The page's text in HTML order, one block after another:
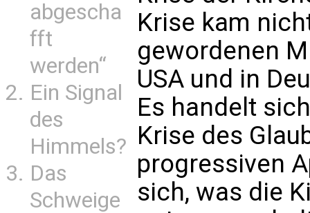
abgescha
fft
werden“
Ein Signal
des
Himmels?
Das
Schweige
Krise kam
gewordenen
USA und in
Es handelt
Krise des
progressiven
sich, was die